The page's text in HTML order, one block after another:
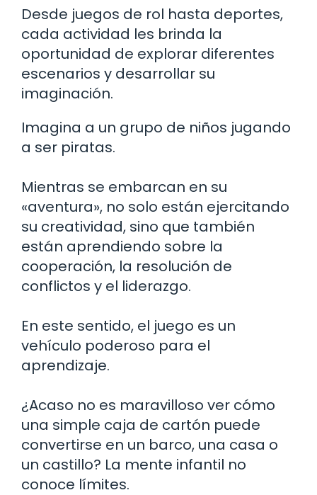
Desde juegos de rol hasta deportes,
cada actividad les brinda la
oportunidad de explorar diferentes
escenarios y desarrollar su
imaginación.
Imagina a un grupo de niños jugando
a ser piratas.
Mientras se embarcan en su
«aventura», no solo están ejercitando
su creatividad, sino que también
están aprendiendo sobre la
cooperación, la resolución de
conflictos y el liderazgo.
En este sentido, el juego es un
vehículo poderoso para el
aprendizaje.
¿Acaso no es maravilloso ver cómo
una simple caja de cartón puede
convertirse en un barco, una casa o
un castillo? La mente infantil no
conoce límites.